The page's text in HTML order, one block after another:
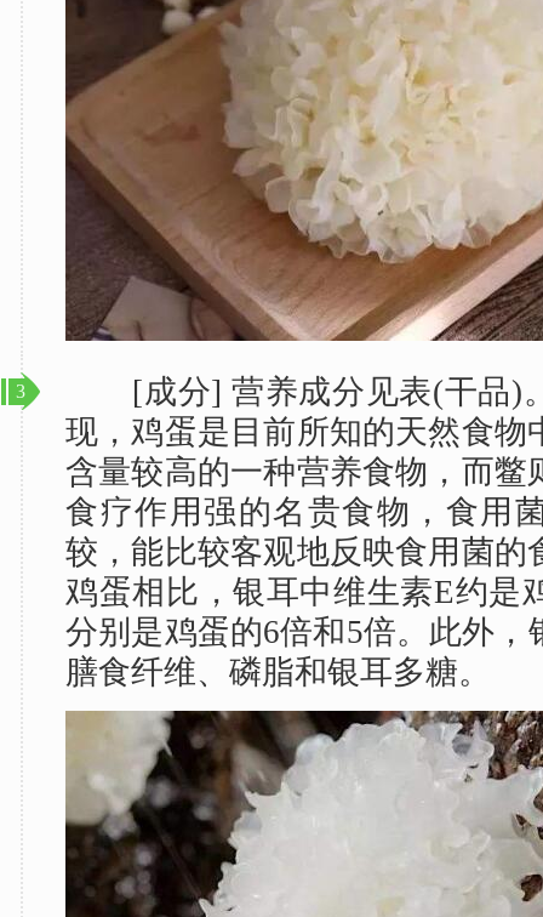
3
[成分] 营养成分见表(干品)
现，鸡蛋是目前所知的天然食物
含量较高的一种营养食物，而鳖
食疗作用强的名贵食物，食用
较，能比较客观地反映食用菌的
鸡蛋相比，银耳中维生素E约是
分别是鸡蛋的6倍和5倍。此外，
膳食纤维、磷脂和银耳多糖。